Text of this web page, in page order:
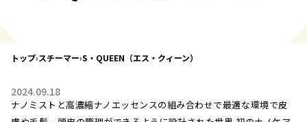
トップ›スチーマー›S・QUEEN（エス・クィーン）
2024.09.18
ナノミストと高濃縮ナノエッセンスの組み合わせで最適な環境で皮